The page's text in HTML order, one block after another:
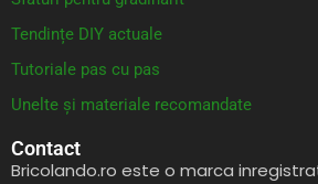
Tendințe DIY actuale
Tutoriale pas cu pas
Unelte și materiale recomandate
Contact
Bricolando.ro este o marca